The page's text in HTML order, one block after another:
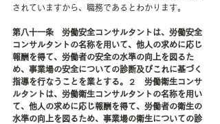
されていますから、職務であるとわかります。
第八十一条　労働安全コンサルタントは、労働安全
コンサルタントの名称を用いて、他人の求めに応じ
報酬を得て、労働者の安全の水準の向上を図るた
め、事業場の安全についての診断及びこれに基づく
指導を行なうことを業とする。２　労働衛生コンサ
ルタントは、労働衛生コンサルタントの名称を用い
て、他人の求めに応じ報酬を得て、労働者の衛生の
水準の向上を図るため、事業場の衛生についての診